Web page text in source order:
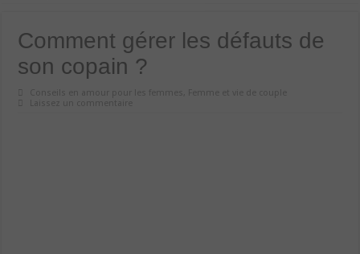
Comment gérer les défauts de
son copain ?
Conseils en amour pour les femmes
Femme et vie de couple
Laissez un commentaire